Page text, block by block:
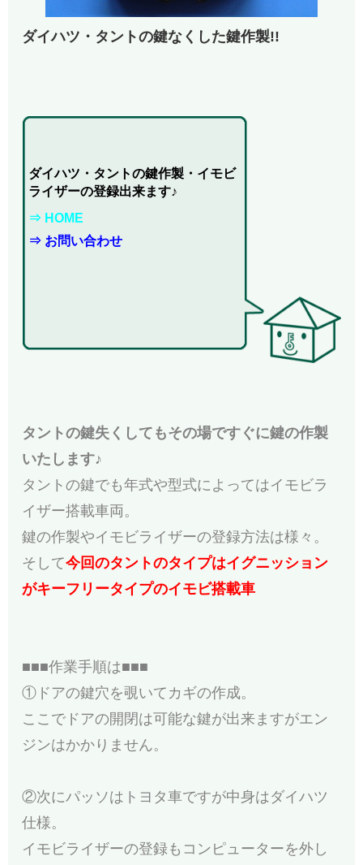
ダイハツ・タントの鍵なくした鍵作製!!
ダイハツ・タントの鍵作製・イモビ
ライザーの登録出来ます♪
⇒ HOME
⇒ お問い合わせ
タントの鍵失くしてもその場ですぐに鍵の作製
いたします♪
タントの鍵でも年式や型式によってはイモビラ
イザー搭載車両。
鍵の作製やイモビライザーの登録方法は様々。
そして今回のタントのタイプはイグニッション
がキーフリータイプのイモビ搭載車
■■■作業手順は■■■
①ドアの鍵穴を覗いてカギの作成。
ここでドアの開閉は可能な鍵が出来ますがエン
ジンはかかりません。
②次にパッソはトヨタ車ですが中身はダイハツ
仕様。
イモビライザーの登録もコンピューターを外し